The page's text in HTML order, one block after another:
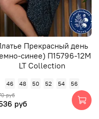
Прекрасный день
синее) П15796-12М
LT Collection
46 48 50 52 54 56
руб
руб